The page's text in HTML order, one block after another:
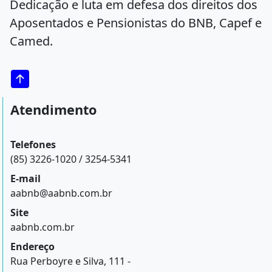
Dedicação e luta em defesa dos direitos dos
Aposentados e Pensionistas do BNB, Capef e
Camed.
Atendimento
Telefones
(85) 3226-1020 / 3254-5341
E-mail
aabnb@aabnb.com.br
Site
aabnb.com.br
Endereço
Rua Perboyre e Silva, 111 -